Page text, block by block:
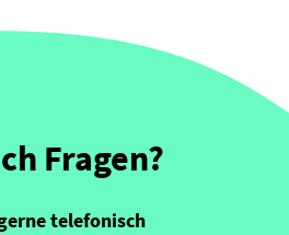
Fragen?
telefonisch